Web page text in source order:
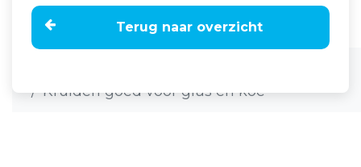
Kruiden goed voor gras en koe
Terug naar overzicht